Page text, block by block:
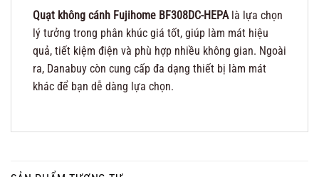
Quạt không cánh Fujihome BF308DC-HEPAlà lựa chọn
lý tưởng trong phân khúc giá tốt, giúp làm mát hiệu
quả, tiết kiệm điện và phù hợp nhiều không gian. Ngoài
ra, Danabuy còn cung cấp đa dạng thiết bị làm mát
khác để bạn dễ dàng lựa chọn.